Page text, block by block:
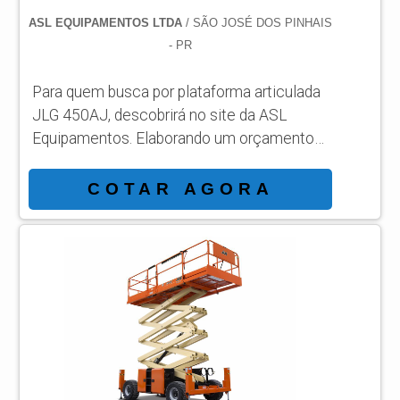
ASL EQUIPAMENTOS LTDA/ SÃO JOSÉ DOS PINHAIS
- PR
Para quem busca por plataforma articulada
JLG 450AJ, descobrirá no site da ASL
Equipamentos. Elaborando um orçamento
conhecendo a líder da área de atuação.
Quando a temática é plataforma articulada
JLG 450AJ, com a ASL Equipamentos
atingirá eficiência com comprometimento
com os resultados dos clientes.
DIFERENCIAIS IMPORTANTES DE
PLATAFORMA ARTICULADA JLG 450AJ
Há muitas maneiras eficientes de...
COTAR AGORA